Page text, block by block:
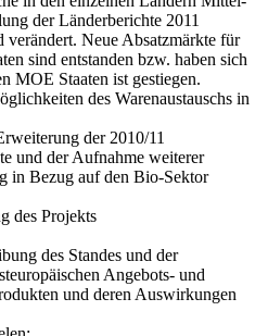
der Länderberichte 2011
Neue Absatzmärkte für
sind entstanden bzw. haben sich
MOE Staaten ist gestiegen.
des Warenaustauschs in
der 2010/11
und der Aufnahme weiterer
in Bezug auf den Bio-Sektor
des Projekts
des Standes und der
Angebots- und
und deren Auswirkungen